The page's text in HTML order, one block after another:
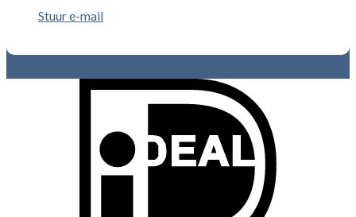
Stuur e-mail